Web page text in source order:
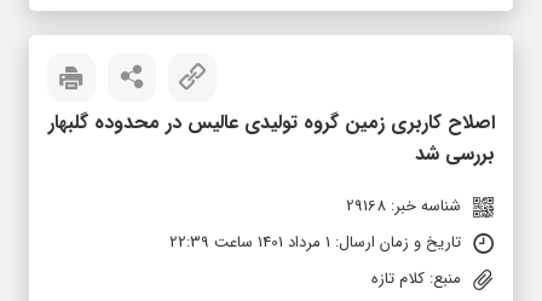
اصلاح کاربری زمین گروه تولیدی عالیس در محدوده گلبهار
بررسی شد
شناسه خبر: 29168
تاریخ و زمان ارسال: 1 مرداد 1401 ساعت 22:39
منبع: کلام تازه